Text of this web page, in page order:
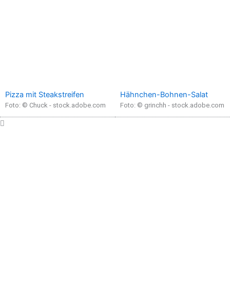
Pizza mit Steakstreifen
Foto: © Chuck - stock.adobe.com
Hähnchen-Bohnen-Salat
Foto: © grinchh - stock.adobe.com